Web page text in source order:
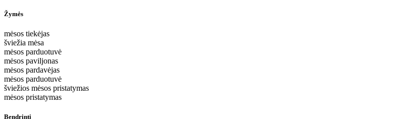
Žymės
mėsos tiekėjas
šviežia mėsa
mėsos parduotuvė
mėsos paviljonas
mėsos pardavėjas
mėsos parduotuvė
šviežios mėsos pristatymas
mėsos pristatymas
Bendrinti